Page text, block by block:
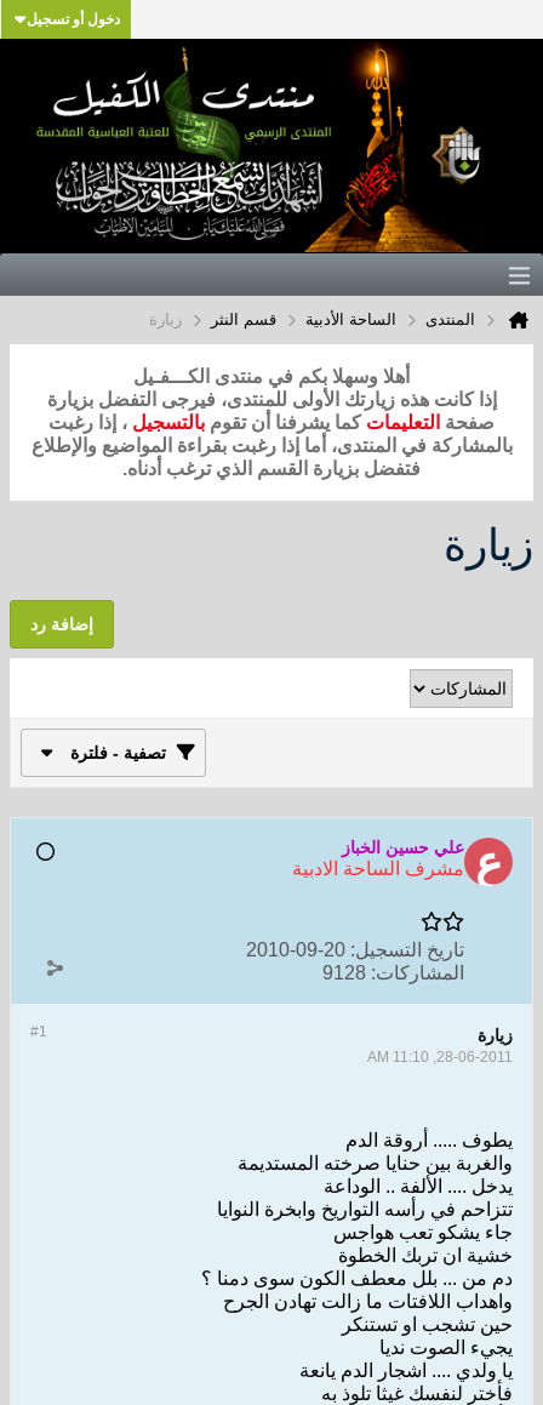
دخول أو تسجيل
المنتدى الساحة الأدبية قسم النثر زيارة
أهلا وسهلا بكم في منتدى الكـــفـيل
إذا كانت هذه زيارتك الأولى للمنتدى، فيرجى التفضل بزيارة
صفحة التعليمات كما يشرفنا أن تقوم بالتسجيل ، إذا رغبت
بالمشاركة في المنتدى، أما إذا رغبت بقراءة المواضيع والإطلاع
فتفضل بزيارة القسم الذي ترغب أدناه.
زيارة
إضافة رد
تصفية - فلترة
علي حسين الخباز
مشرف الساحة الادبية
تاريخ التسجيل: 20-09-2010
المشاركات: 9128
#1 زيارة
28-06-2011, 11:10 AM
يطوف ..... أروقة الدم
والغربة بين حنايا صرخته المستديمة
يدخل .... الألفة .. الوداعة
تتزاحم في رأسه التواريخ وابخرة النوايا
جاء يشكو تعب هواجس
خشية ان تربك الخطوة
دم من ... بلل معطف الكون سوى دمنا ؟
واهداب اللافتات ما زالت تهادن الجرح
حين تشجب او تستنكر
يجيء الصوت نديا
يا ولدي .... اشجار الدم يانعة
فأختر لنفسك غيثا تلوذ به